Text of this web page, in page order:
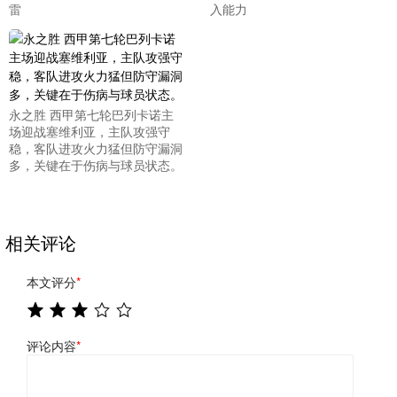
雷
入能力
永之胜 西甲第七轮巴列卡诺主
场迎战塞维利亚，主队攻强守
稳，客队进攻火力猛但防守漏洞
多，关键在于伤病与球员状态。
相关评论
本文评分*
评论内容*